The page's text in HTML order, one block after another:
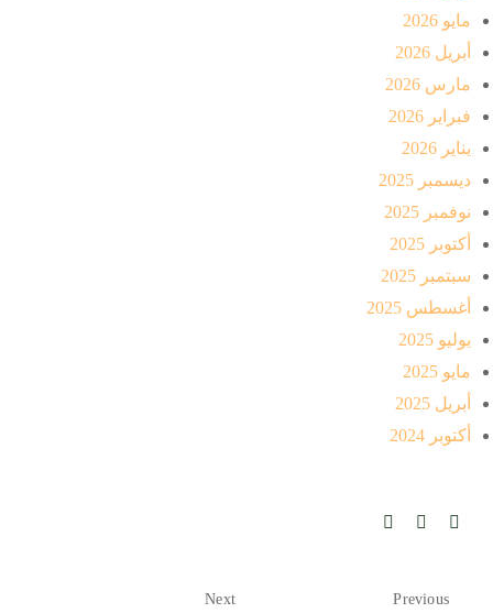
مايو 2026
أبريل 2026
مارس 2026
فبراير 2026
يناير 2026
ديسمبر 2025
نوفمبر 2025
أكتوبر 2025
سبتمبر 2025
أغسطس 2025
يوليو 2025
مايو 2025
أبريل 2025
أكتوبر 2024
Previous
Next